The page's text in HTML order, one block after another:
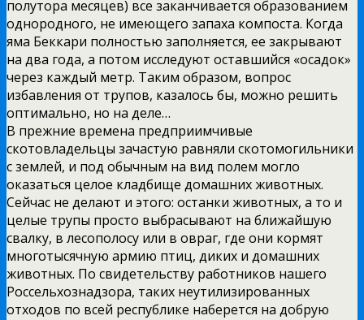
полутора месяцев) все заканчивается образованием
однородного, не имеющего запаха компоста. Когда
яма Беккари полностью заполняется, ее закрывают
на два года, а потом исследуют оставшийся «осадок»
через каждый метр. Таким образом, вопрос
избавления от трупов, казалось бы, можно решить
оптимально, но на деле…
В прежние времена предприимчивые
скотовладельцы зачастую равняли скотомогильники
с землей, и под обычным на вид полем могло
оказаться целое кладбище домашних животных.
Сейчас не делают и этого: останки животных, а то и
целые трупы просто выбрасывают на ближайшую
свалку, в лесополосу или в овраг, где они кормят
многотысячную армию птиц, диких и домашних
животных. По свидетельству работников нашего
Россельхознадзора, таких неутилизированных
отходов по всей республике наберется на добрую